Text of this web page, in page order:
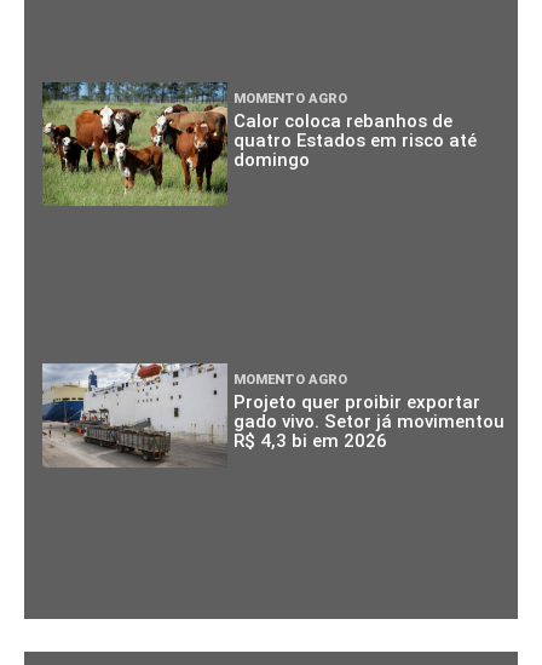
MOMENTO AGRO
Calor coloca rebanhos de
quatro Estados em risco até
domingo
MOMENTO AGRO
Projeto quer proibir exportar
gado vivo. Setor já movimentou
R$ 4,3 bi em 2026